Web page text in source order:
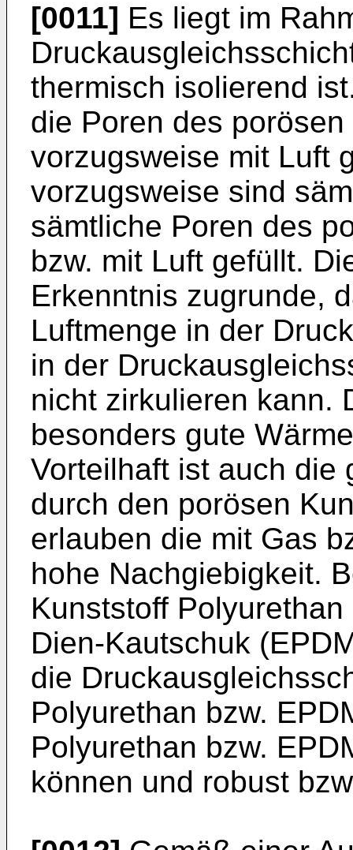
[0011] Es liegt im
thermisch isolierend
die Poren des
vorzugsweise mit Luft
vorzugsweise sind
sämtliche Poren des
bzw. mit Luft gefüllt.
Erkenntnis zugrunde,
Luftmenge in der
in der
nicht zirkulieren kann.
besonders gute
Vorteilhaft ist auch die
durch den porösen
erlauben die mit Gas
hohe Nachgiebigkeit.
Kunststoff
Dien-Kautschuk
die
Polyurethan bzw.
Polyurethan bzw.
können und robust